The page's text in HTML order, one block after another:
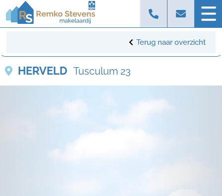
Terug naar overzicht
HERVELD Tusculum 23